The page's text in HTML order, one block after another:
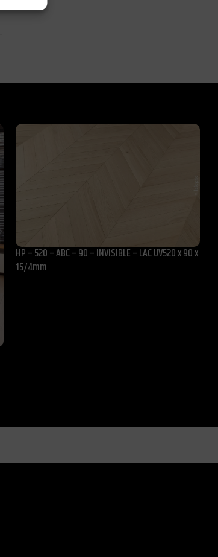
HP – 520 – ABC – 90 – INVISIBLE – LAC UV520 x 90 x
15/4mm